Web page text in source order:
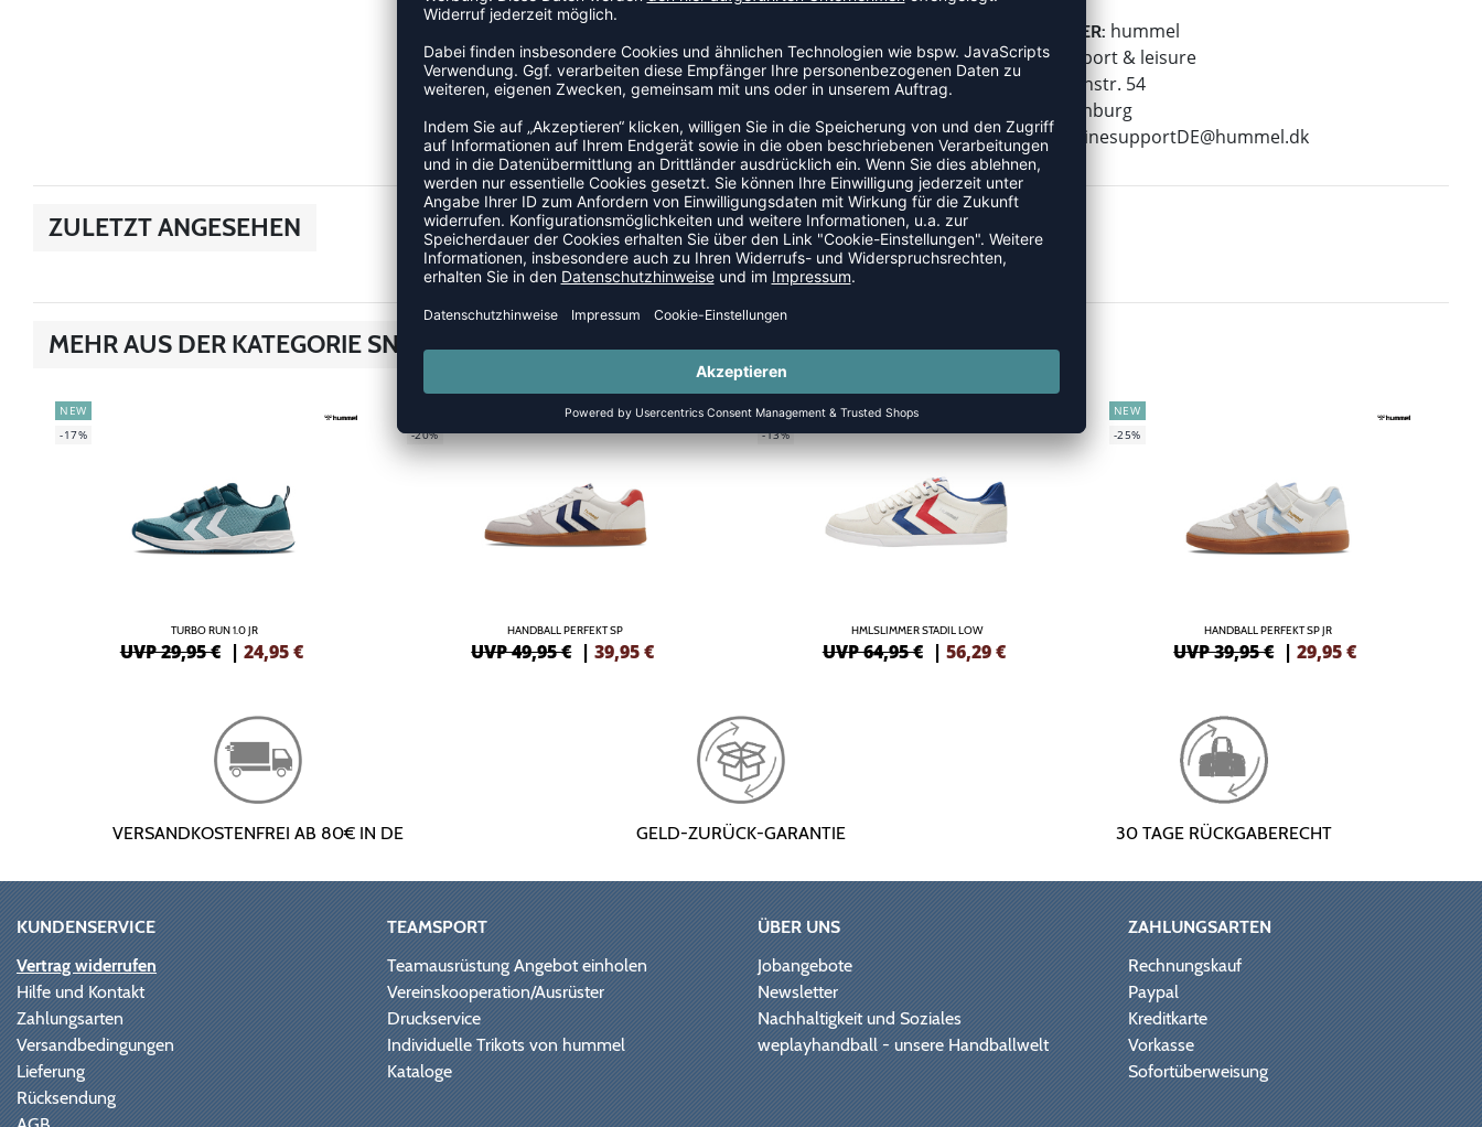
HERSTELLER: hummel
hummel sport & leisure
Leverkusenstr. 54
22761 Hamburg
E-Mail:
onlinesupportDE@hummel.dk
ZULETZT ANGESEHEN
MEHR AUS DER KATEGORIE SNEAKER
NEW
-17%
TURBO RUN 1.0 JR
UVP 29,95 € | 24,95€
-20%
HANDBALL PERFEKT SP
UVP 49,95 € |39,95€
SALE
-13%
HMLSLIMMER STADIL LOW
UVP 64,95 € | 56,29€
NEW
-25%
HANDBALL PERFEKT SP JR
UVP 39,95 € |29,95€
VERSANDKOSTENFREI AB 80€ IN DE GELD-ZURÜCK-GARANTIE 30 TAGE RÜCKGABERECHT
KUNDENSERVICE
Vertrag widerrufen
Hilfe und Kontakt
Zahlungsarten
Versandbedingungen
Lieferung
Rücksendung
TEAMSPORT
Teamausrüstung Angebot einholen
Vereinskooperation/Ausrüster
Druckservice
Individuelle Trikots von hummel
Kataloge
ÜBER UNS
Jobangebote
Newsletter
Nachhaltigkeit und Soziales
weplayhandball - unsere Handballwelt
ZAHLUNGSARTEN
Rechnungskauf
Paypal
Kreditkarte
Vorkasse
Sofortüberweisung